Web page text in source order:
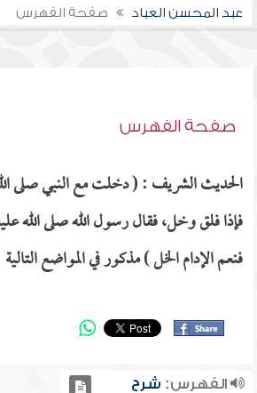
عبد المحسن العباد
صفحة الفهرس
صفحة الفهرس
الحديث الشريف : ( دخلت مع النبي صلى
فإذا فلق وخل، فقال رسول الله صلى الله
فنعم الإدام الخل ) مذكور في المواضع التالية
الفهرس: شرح